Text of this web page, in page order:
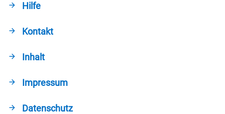
Hilfe
Kontakt
Inhalt
Impressum
Datenschutz